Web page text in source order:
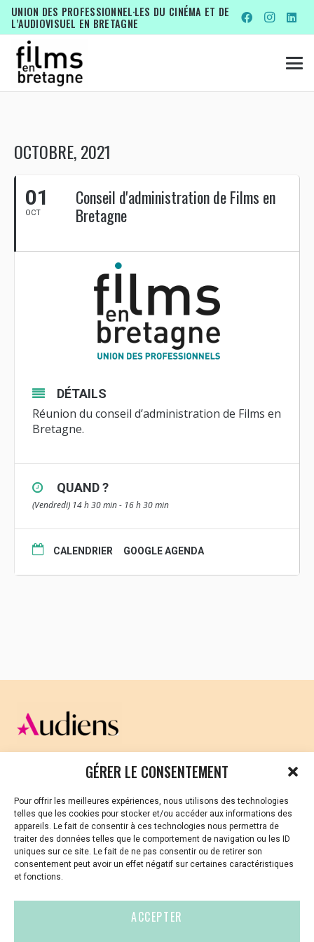
GÉRER LE CONSENTEMENT
Pour offrir les meilleures expériences, nous utilisons des technologies
telles que les cookies pour stocker et/ou accéder aux informations des
appareils. Le fait de consentir à ces technologies nous permettra de
traiter des données telles que le comportement de navigation ou les ID
uniques sur ce site. Le fait de ne pas consentir ou de retirer son
consentement peut avoir un effet négatif sur certaines caractéristiques
et fonctions.
ACCEPTER
UNION DES PROFESSIONNEL·LES DU CINÉMA ET DE
L’AUDIOVISUEL EN BRETAGNE
OCTOBRE, 2021
01
OCT
Conseil d'administration de Films en
Bretagne
DÉTAILS
Réunion du conseil d’administration de Films en
Bretagne.
QUAND ?
(Vendredi) 14 h 30 min - 16 h 30 min
CALENDRIER GOOGLE AGENDA
CELLULE D’ÉCOUTE ET DE SOUTIEN PSYCHOLOGIQUE ET
Vous avez été témoin ou vous êtes victime de VSS ? Ou
vous êtes référent·es harcèlement en besoin de soutien
ou d’informations ?
01 87 20 30 90
violences-sexuelles-culture@audiens.org